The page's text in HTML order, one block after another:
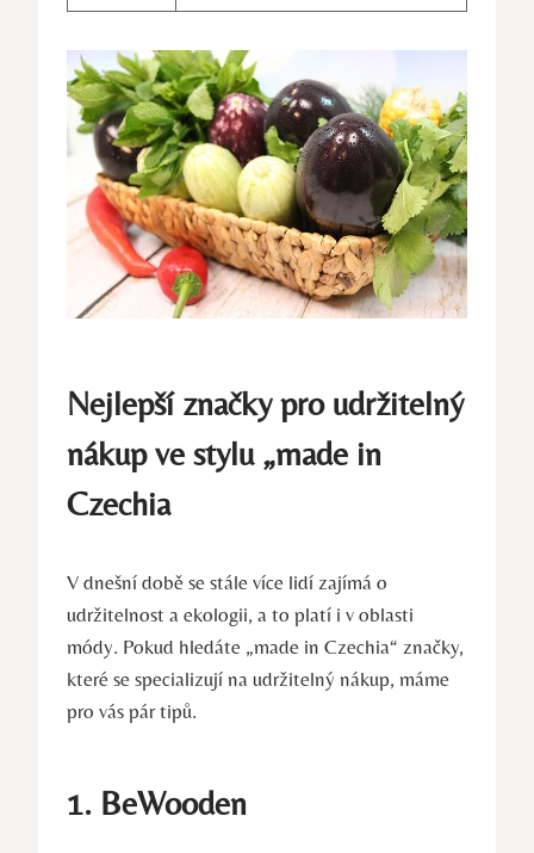
Nejlepší značky pro udržitelný
nákup ve stylu „made in
Czechia
V dnešní době se stále více lidí zajímá o
udržitelnost a ekologii, a to platí i v oblasti
módy. Pokud hledáte „made in Czechia“ značky,
které se specializují na udržitelný nákup, máme
pro vás pár tipů.
1. BeWooden